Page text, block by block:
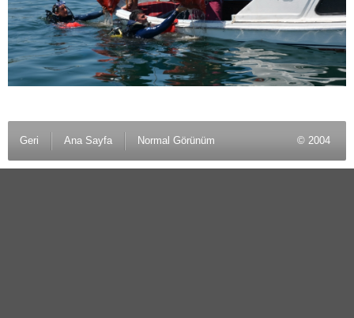
Geri Ana Sayfa Normal Görünüm © 2004